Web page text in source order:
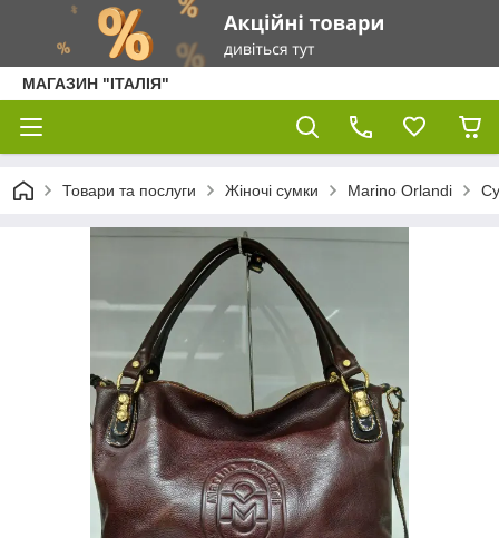
МАГАЗИН "ІТАЛІЯ"
Товари та послуги Жіночі сумки Marino Orlandi